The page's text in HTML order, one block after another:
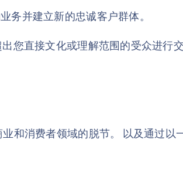
务并建立新的忠诚客户群体。
您直接文化或理解范围的受众进行交
和消费者领域的脱节。 以及通过以